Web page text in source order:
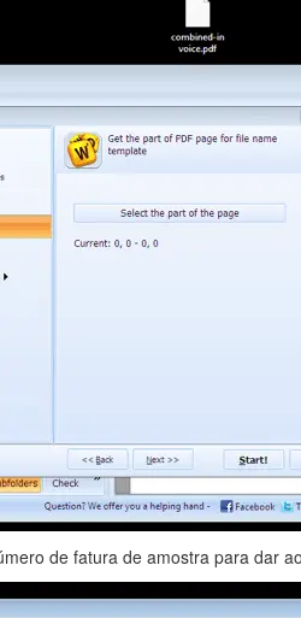
de fatura de amostra para dar